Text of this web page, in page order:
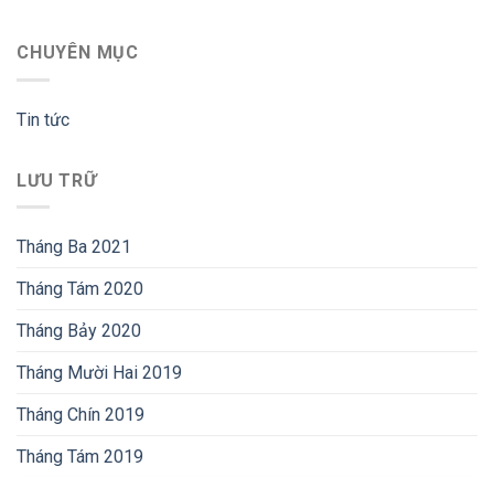
CHUYÊN MỤC
Tin tức
LƯU TRỮ
Tháng Ba 2021
Tháng Tám 2020
Tháng Bảy 2020
Tháng Mười Hai 2019
Tháng Chín 2019
Tháng Tám 2019